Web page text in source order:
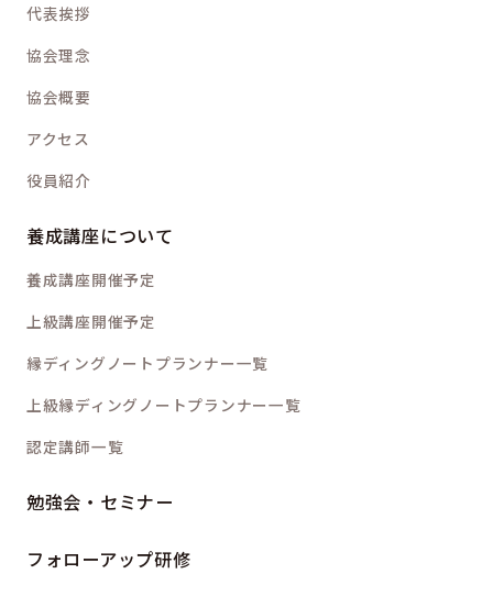
代表挨拶
協会理念
協会概要
アクセス
役員紹介
養成講座について
養成講座開催予定
上級講座開催予定
縁ディングノートプランナー一覧
上級縁ディングノートプランナー一覧
認定講師一覧
勉強会・セミナー
フォローアップ研修